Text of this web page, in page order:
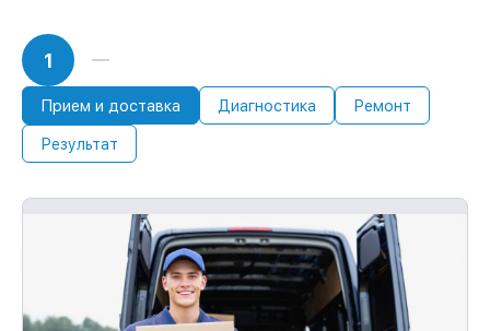
1
Прием и доставка Диагностика Ремонт
Результат